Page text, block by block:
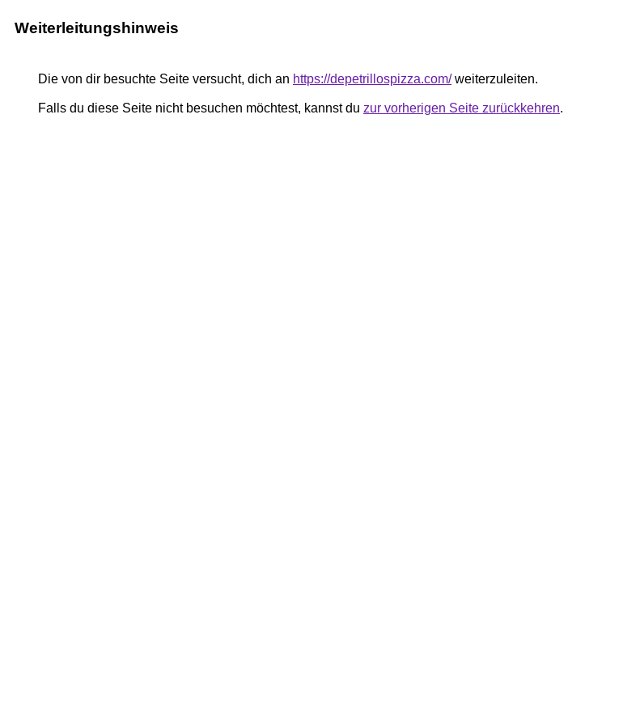
Weiterleitungshinweis
Die von dir besuchte Seite versucht, dich an https://depetrillospizza.com/weiterzuleiten.
Falls du diese Seite nicht besuchen möchtest, kannst du zur vorherigen Seite zurückkehren.